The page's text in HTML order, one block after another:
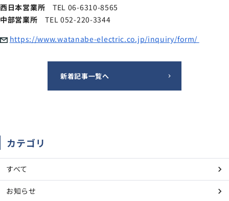
西日本営業所 TEL 06-6310-8565
中部営業所 TEL 052-220-3344
https://www.watanabe-electric.co.jp/inquiry/form/​
新着記事一覧へ
カテゴリ
すべて
お知らせ